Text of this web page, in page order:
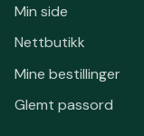
Min side
Nettbutikk
Mine bestillinger
Glemt passord